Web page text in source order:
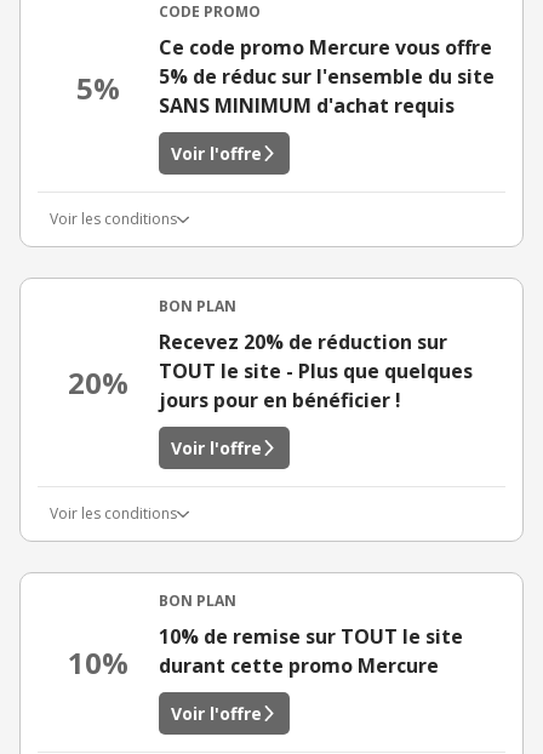
5%
CODE PROMO
Ce code promo Mercure vous offre
5% de réduc sur l'ensemble du site
SANS MINIMUM d'achat requis
Voir l'offre
Voir les conditions
20%
BON PLAN
Recevez 20% de réduction sur
TOUT le site - Plus que quelques
jours pour en bénéficier !
Voir l'offre
Voir les conditions
10%
BON PLAN
10% de remise sur TOUT le site
durant cette promo Mercure
Voir l'offre